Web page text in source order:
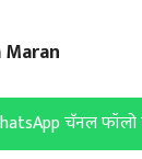
Maran
चॅनल फॉलो